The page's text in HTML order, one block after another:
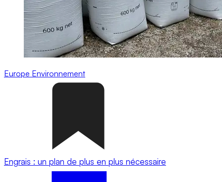
Europe Environnement
Engrais : un plan de plus en plus nécessaire